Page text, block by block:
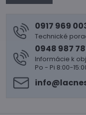
0917 969
Technické
0948 987
Informácie k
Po - Pi 8:00-